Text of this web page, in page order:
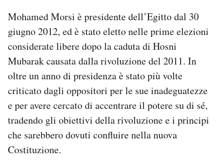
Mohamed Morsi è presidente dell’Egitto dal 30
giugno 2012, ed è stato eletto nelle prime elezioni
considerate libere dopo la caduta di Hosni
Mubarak causata dalla rivoluzione del 2011. In
oltre un anno di presidenza è stato più volte
criticato dagli oppositori per le sue inadeguatezze
e per avere cercato di accentrare il potere su di sé,
tradendo gli obiettivi della rivoluzione e i principi
che sarebbero dovuti confluire nella nuova
Costituzione.